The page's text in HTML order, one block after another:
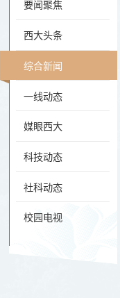
要闻聚焦
西大头条
综合新闻
一线动态
媒眼西大
科技动态
社科动态
校园电视